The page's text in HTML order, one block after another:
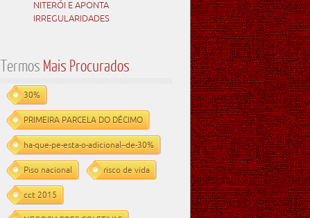
NITERÓI E APONTA
IRREGULARIDADES
Termos Mais Procurados
30%
PRIMEIRA PARCELA DO DÉCIMO
ha-que-pe-esta-o-adicional--de-30%
Piso nacional risco de vida
cct 2015